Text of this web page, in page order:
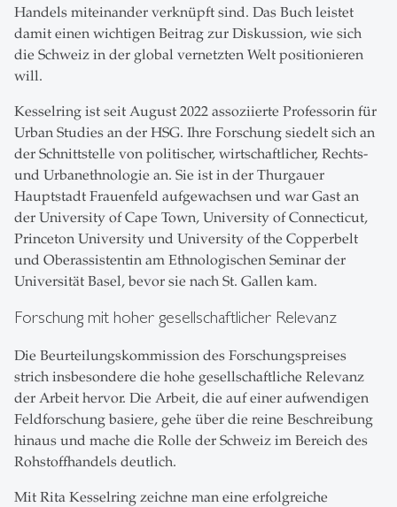
Handels miteinander verknüpft sind. Das Buch leistet
damit einen wichtigen Beitrag zur Diskussion, wie sich
die Schweiz in der global vernetzten Welt positionieren
will.
Kesselring ist seit August 2022 assoziierte Professorin für
Urban Studies an der HSG. Ihre Forschung siedelt sich an
der Schnittstelle von politischer, wirtschaftlicher, Rechts-
und Urbanethnologie an. Sie ist in der Thurgauer
Hauptstadt Frauenfeld aufgewachsen und war Gast an
der University of Cape Town, University of Connecticut,
Princeton University und University of the Copperbelt
und Oberassistentin am Ethnologischen Seminar der
Universität Basel, bevor sie nach St. Gallen kam.
Forschung mit hoher gesellschaftlicher Relevanz
Die Beurteilungskommission des Forschungspreises
strich insbesondere die hohe gesellschaftliche Relevanz
der Arbeit hervor. Die Arbeit, die auf einer aufwendigen
Feldforschung basiere, gehe über die reine Beschreibung
hinaus und mache die Rolle der Schweiz im Bereich des
Rohstoffhandels deutlich.
Mit Rita Kesselring zeichne man eine erfolgreiche